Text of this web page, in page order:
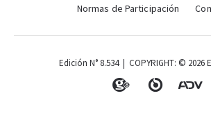
Normas de Participación
Edición N° 8.534 | COPYRIGHT: © 2026